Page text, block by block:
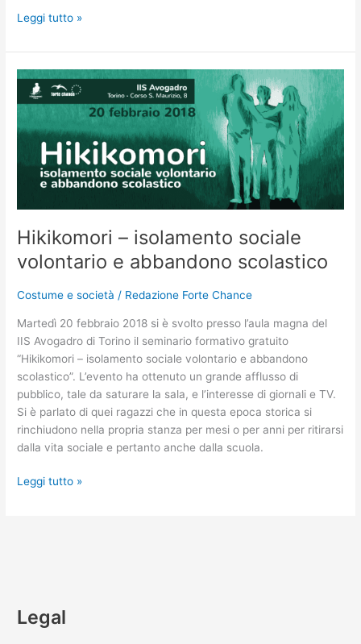
Leggi tutto »
Hikikomori – isolamento sociale
volontario e abbandono scolastico
Costume e società / Redazione Forte Chance
Martedì 20 febbraio 2018 si è svolto presso l’aula magna del
IIS Avogadro di Torino il seminario formativo gratuito
“Hikikomori – isolamento sociale volontario e abbandono
scolastico”. L’evento ha ottenuto un grande afflusso di
pubblico, tale da saturare la sala, e l’interesse di giornali e TV.
Si è parlato di quei ragazzi che in questa epoca storica si
rinchiudono nella propria stanza per mesi o per anni per ritirarsi
dalla vita sociale e pertanto anche dalla scuola.
Hikikomori
sociale
volontario
e
abbandono
Leggi tutto »
Legal